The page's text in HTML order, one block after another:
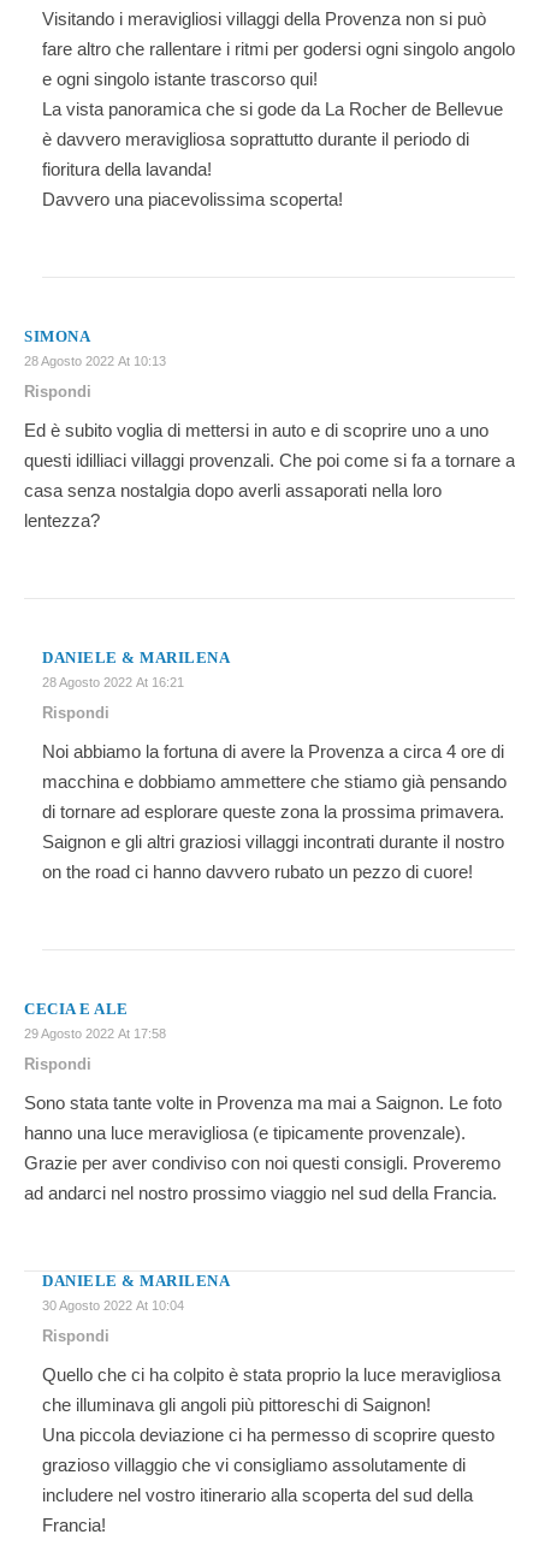
Visitando i meravigliosi villaggi della Provenza non si può
fare altro che rallentare i ritmi per godersi ogni singolo angolo
e ogni singolo istante trascorso qui!
La vista panoramica che si gode da La Rocher de Bellevue
è davvero meravigliosa soprattutto durante il periodo di
fioritura della lavanda!
Davvero una piacevolissima scoperta!
SIMONA
28 Agosto 2022 At 10:13
Rispondi
Ed è subito voglia di mettersi in auto e di scoprire uno a uno
questi idilliaci villaggi provenzali. Che poi come si fa a tornare a
casa senza nostalgia dopo averli assaporati nella loro
lentezza?
DANIELE & MARILENA
28 Agosto 2022 At 16:21
Rispondi
Noi abbiamo la fortuna di avere la Provenza a circa 4 ore di
macchina e dobbiamo ammettere che stiamo già pensando
di tornare ad esplorare queste zona la prossima primavera.
Saignon e gli altri graziosi villaggi incontrati durante il nostro
on the road ci hanno davvero rubato un pezzo di cuore!
CECIA E ALE
29 Agosto 2022 At 17:58
Rispondi
Sono stata tante volte in Provenza ma mai a Saignon. Le foto
hanno una luce meravigliosa (e tipicamente provenzale).
Grazie per aver condiviso con noi questi consigli. Proveremo
ad andarci nel nostro prossimo viaggio nel sud della Francia.
DANIELE & MARILENA
30 Agosto 2022 At 10:04
Rispondi
Quello che ci ha colpito è stata proprio la luce meravigliosa
che illuminava gli angoli più pittoreschi di Saignon!
Una piccola deviazione ci ha permesso di scoprire questo
grazioso villaggio che vi consigliamo assolutamente di
includere nel vostro itinerario alla scoperta del sud della
Francia!